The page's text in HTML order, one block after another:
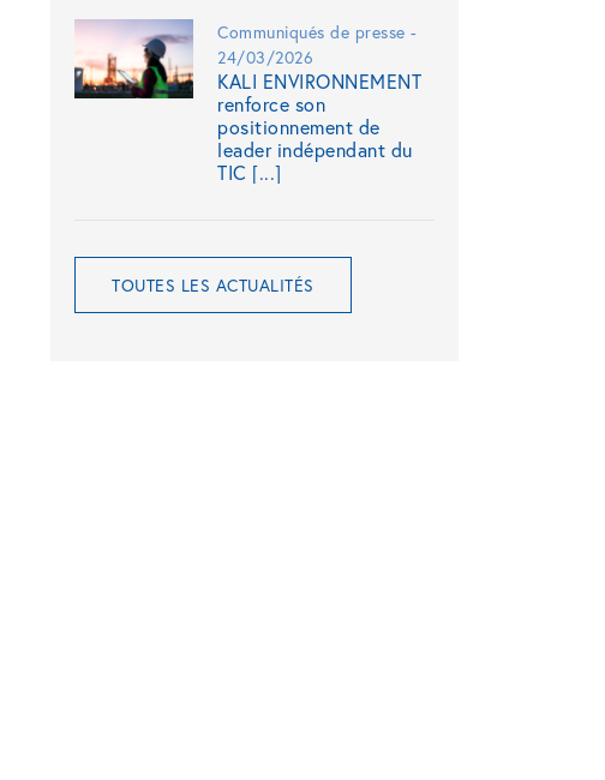
Communiqués de presse -
24/03/2026
KALI ENVIRONNEMENT
renforce son
positionnement de
leader indépendant du
TIC [...]
TOUTES LES ACTUALITÉS